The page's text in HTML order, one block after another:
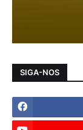
SIGA-NOS